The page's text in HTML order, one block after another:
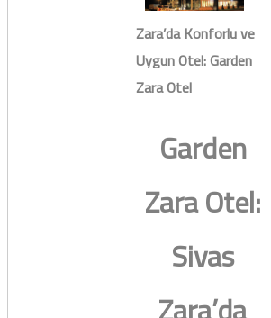
Zara’da Konforlu ve
Uygun Otel: Garden
Zara Otel
Garden
Zara Otel:
Sivas